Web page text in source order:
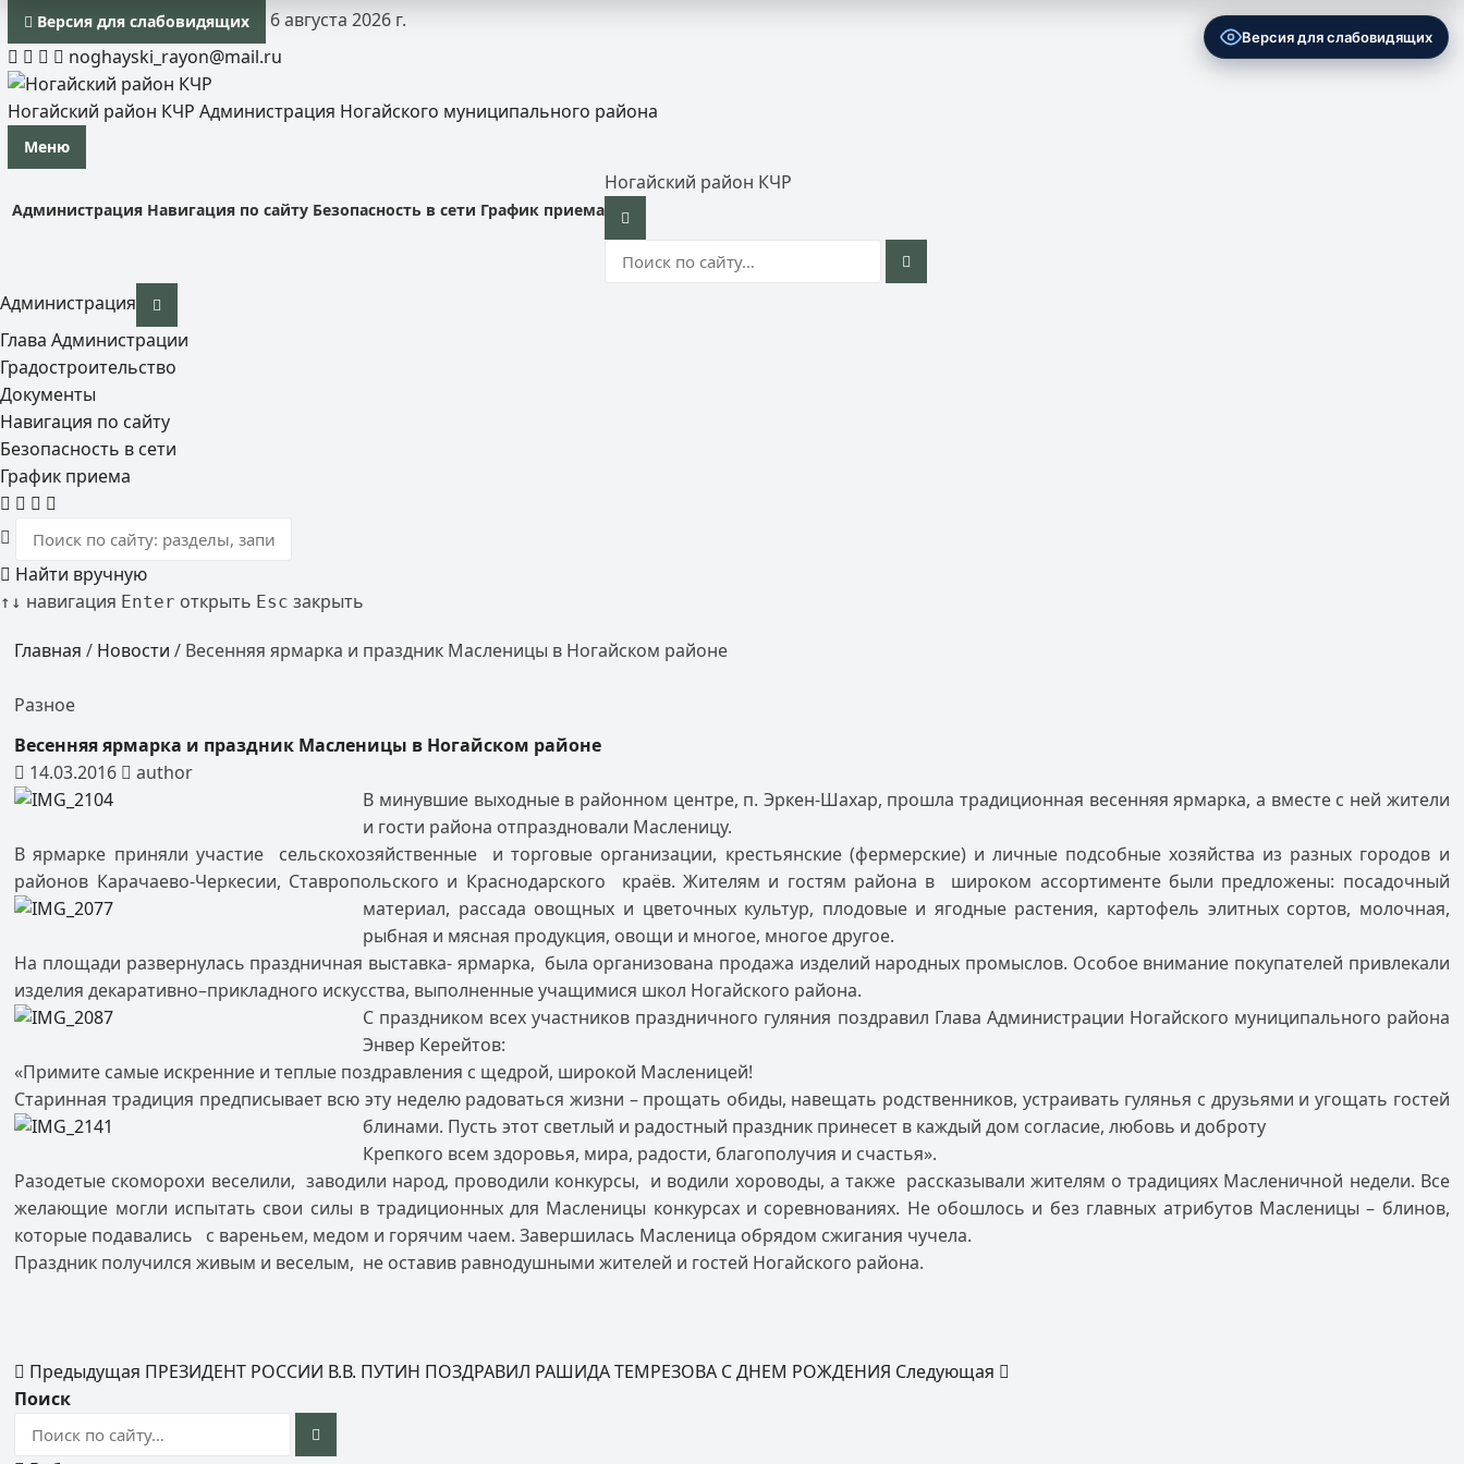
Версия для слабовидящих
6 августа 2026 г.
noghayski_rayon@mail.ru
Ногайский район КЧР Администрация Ногайского муниципального района
Меню
Администрация Навигация по сайту Безопасность в сети График приема
Ногайский район КЧР
Администрация
Глава Администрации
Градостроительство
Документы
Навигация по сайту
Безопасность в сети
График приема
Найти вручную
↑ ↓ навигация Enter открыть Esc закрыть
Главная / Новости / Весенняя ярмарка и праздник Масленицы в Ногайском районе
Разное
Весенняя ярмарка и праздник Масленицы в Ногайском районе
14.03.2016
author
В минувшие выходные в районном центре, п. Эркен-Шахар, прошла традиционная весенняя ярмарка, а вместе с ней жители
и гости района отпраздновали Масленицу.
В ярмарке приняли участие сельскохозяйственные и торговые организации, крестьянские (фермерские) и личные подсобные хозяйства из разных городов и
районов Карачаево-Черкесии, Ставропольского и Краснодарского краёв. Жителям и гостям района в широком ассортименте были предложены: посадочный
материал, рассада овощных и цветочных культур, плодовые и ягодные растения, картофель элитных сортов, молочная,
рыбная и мясная продукция, овощи и многое, многое другое.
На площади развернулась праздничная выставка- ярмарка, была организована продажа изделий народных промыслов. Особое внимание покупателей привлекали
изделия декаративно–прикладного искусства, выполненные учащимися школ Ногайского района.
С праздником всех участников праздничного гуляния поздравил Глава Администрации Ногайского муниципального района
Энвер Керейтов:
«Примите самые искренние и теплые поздравления с щедрой, широкой Масленицей!
Старинная традиция предписывает всю эту неделю радоваться жизни – прощать обиды, навещать родственников, устраивать гулянья с друзьями и угощать гостей
блинами. Пусть этот светлый и радостный праздник принесет в каждый дом согласие, любовь и доброту
Крепкого всем здоровья, мира, радости, благополучия и счастья».
Разодетые скоморохи веселили, заводили народ, проводили конкурсы, и водили хороводы, а также рассказывали жителям о традициях Масленичной недели. Все
желающие могли испытать свои силы в традиционных для Масленицы конкурсах и соревнованиях. Не обошлось и без главных атрибутов Масленицы – блинов,
которые подавались с вареньем, медом и горячим чаем. Завершилась Масленица обрядом сжигания чучела.
Праздник получился живым и веселым, не оставив равнодушными жителей и гостей Ногайского района.
Предыдущая ПРЕЗИДЕНТ РОССИИ В.В. ПУТИН ПОЗДРАВИЛ РАШИДА ТЕМРЕЗОВА С ДНЕМ РОЖДЕНИЯ Следующая
Поиск
Версия для слабовидящих